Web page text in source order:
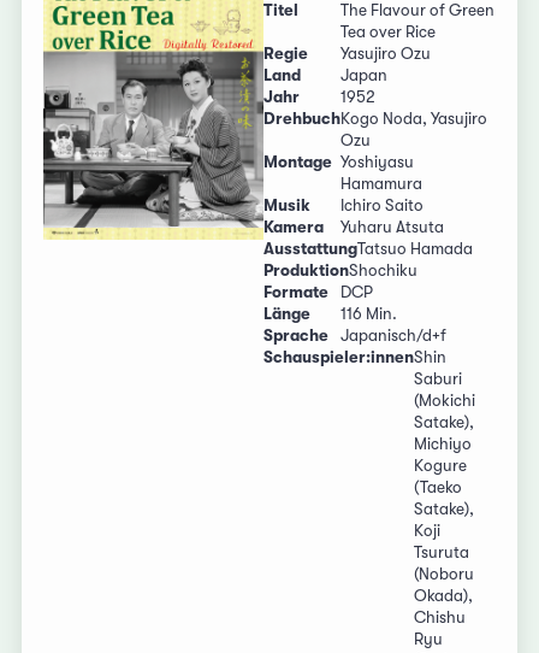
Titel
The Flavour of Green
Tea over Rice
Regie
Yasujiro Ozu
Land
Japan
Jahr
1952
DrehbuchKogo Noda, Yasujiro
Ozu
Montage Yoshiyasu
Hamamura
Musik
Ichiro Saito
Kamera
Yuharu Atsuta
AusstattungTatsuo Hamada
ProduktionShochiku
Formate
DCP
Länge
116 Min.
Sprache
Japanisch/d+f
Schauspieler:innenShin
Saburi
(Mokichi
Satake),
Michiyo
Kogure
(Taeko
Satake),
Koji
Tsuruta
(Noboru
Okada),
Chishu
Ryu